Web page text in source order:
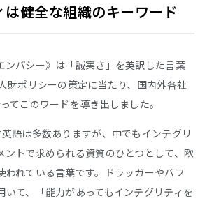
は健全な組織のキーワード
ンパシー》は「誠実さ」を英訳した言葉
財ポリシーの策定に当たり、国内外各社
てこのワードを導き出しました。
語は多数ありますが、中でもインテグリ
ントで求められる資質のひとつとして、欧
われている言葉です。ドラッガーやバフ
いて、「能力があってもインテグリティを